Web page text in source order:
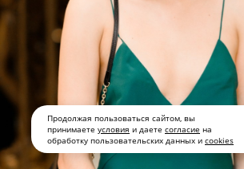
Продолжая пользоваться сайтом, вы
принимаете условия и даете согласие на
обработку пользовательских данных и cookies